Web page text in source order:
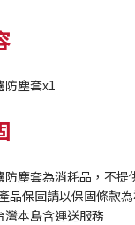
防塵套x1
防塵套為消耗品，不提
品保固請以保固條款
灣本島含運送服務